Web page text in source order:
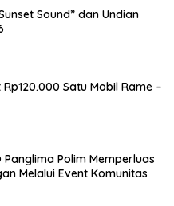
Sound” dan Undian
Satu Mobil Rame –
Panglima Polim Memperluas
Melalui Event Komunitas